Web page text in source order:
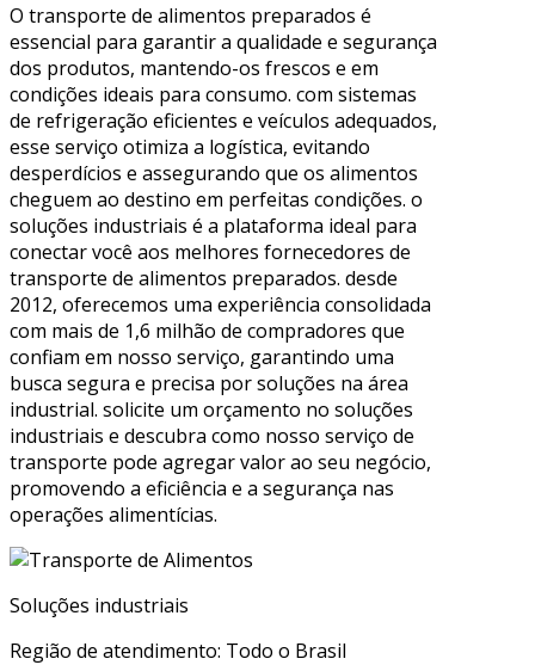
O transporte de alimentos preparados é
essencial para garantir a qualidade e segurança
dos produtos, mantendo-os frescos e em
condições ideais para consumo. com sistemas
de refrigeração eficientes e veículos adequados,
esse serviço otimiza a logística, evitando
desperdícios e assegurando que os alimentos
cheguem ao destino em perfeitas condições. o
soluções industriais é a plataforma ideal para
conectar você aos melhores fornecedores de
transporte de alimentos preparados. desde
2012, oferecemos uma experiência consolidada
com mais de 1,6 milhão de compradores que
confiam em nosso serviço, garantindo uma
busca segura e precisa por soluções na área
industrial. solicite um orçamento no soluções
industriais e descubra como nosso serviço de
transporte pode agregar valor ao seu negócio,
promovendo a eficiência e a segurança nas
operações alimentícias.
Soluções industriais
Região de atendimento: Todo o Brasil